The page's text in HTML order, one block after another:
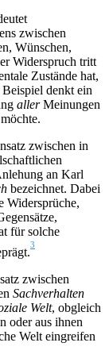
zwischen
Wünschen,
Widerspruch tritt
Zustände hat,
denkt ein
allerMeinungen
zwischen in
an Karl
bezeichnet. Dabei
Widersprüche,
für solche
3
zwischen
Sachverhalten
Welt, obgleich
oder aus ihnen
Welt eingreifen